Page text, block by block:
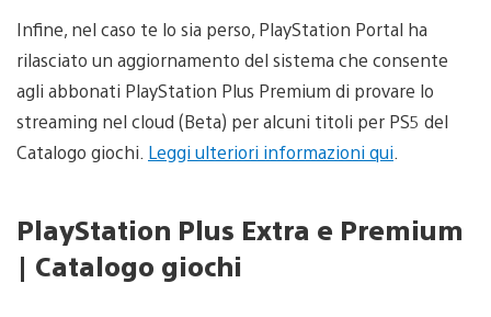
Infine, nel caso te lo sia perso, PlayStation Portal ha
rilasciato un aggiornamento del sistema che consente
agli abbonati PlayStation Plus Premium di provare lo
streaming nel cloud (Beta) per alcuni titoli per PS5 del
Catalogo giochi. Leggi ulteriori informazioni qui
PlayStation Plus Extra e Premium
| Catalogo giochi